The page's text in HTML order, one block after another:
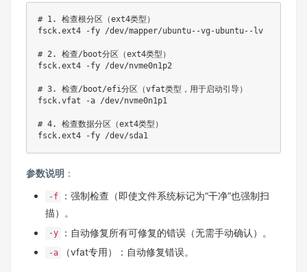
# 1. 检查根分区（ext4类型）
fsck.ext4 -fy /dev/mapper/ubuntu--vg-ubuntu--lv
# 2. 检查/boot分区（ext4类型）
fsck.ext4 -fy /dev/nvme0n1p2
# 3. 检查/boot/efi分区（vfat类型，用于启动引导）
fsck.vfat -a /dev/nvme0n1p1
# 4. 检查数据分区（ext4类型）
参数说明 ：
-f
：强制检查（即使文件系统标记为“干净”也强制扫
描）。
-y ：自动修复所有可修复的错误（无需手动确认）。
-a （vfat专用）：自动修复错误。